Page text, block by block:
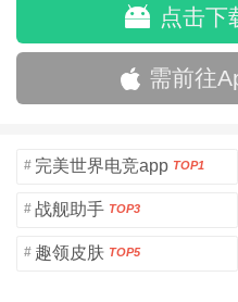
点击下
需前往
# 完美世界电竞app TOP1
# 战舰助手 TOP3
# 趣领皮肤 TOP5